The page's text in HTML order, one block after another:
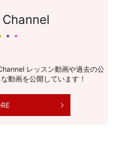
レッスン動画や過去の公
動画を公開しています！